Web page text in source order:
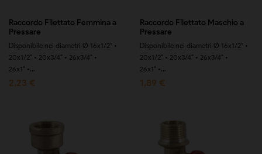
Raccordo Filettato Femmina a
Pressare
Disponibile nei diametri Ø 16x1/2" •
20x1/2" • 20x3/4" • 26x3/4" •
26x1" •...
2,23 €
Raccordo Filettato Maschio a
Pressare
Disponibile nei diametri Ø 16x1/2" •
20x1/2" • 20x3/4" • 26x3/4" •
26x1" •...
1,89 €